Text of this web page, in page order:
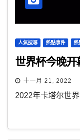
人氣搜尋 熱點事件 熱
世界杯今晚
十一月 21, 2022
2022年卡塔尔世